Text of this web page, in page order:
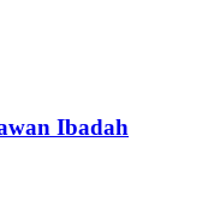
Ibadah